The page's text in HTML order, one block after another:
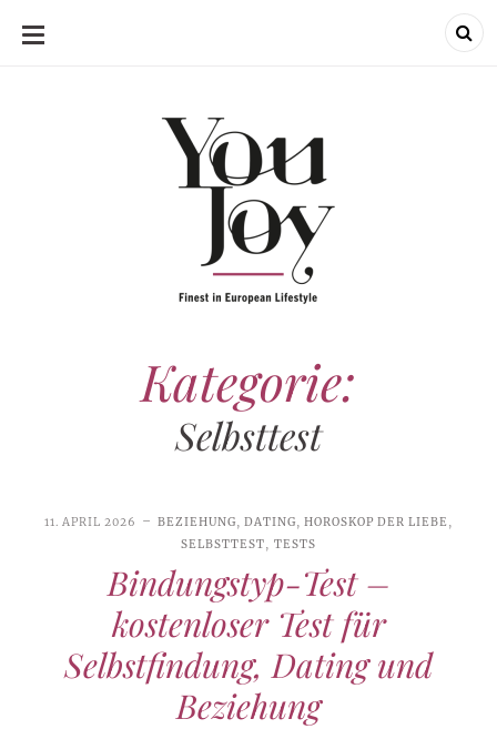
SKIP
Kategorie:
Selbsttest
11. APRIL 2026 BEZIEHUNG, DATING,HOROSKOP DER LIEBE,
SELBSTTEST, TESTS
Bindungstyp-Test –
kostenloser Test für
Selbstfindung, Dating und
Beziehung